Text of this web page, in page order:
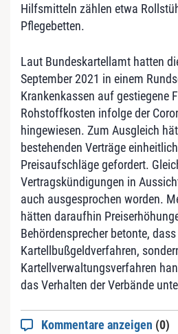
Hilfsmitteln zählen etwa
Pflegebetten.
Laut Bundeskartellamt hatten
September 2021 in einem
Krankenkassen auf gestiegene
Rohstoffkosten infolge der
hingewiesen. Zum Ausgleich
bestehenden Verträge
Preisaufschläge gefordert.
Vertragskündigungen in
auch ausgesprochen worden.
hätten daraufhin
Behördensprecher betonte,
Kartellbußgeldverfahren,
Kartellverwaltungsverfahren
das Verhalten der Verbände
Kommentare anzeigen (0)